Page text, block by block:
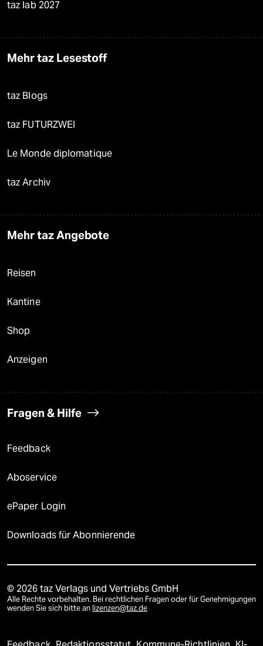
taz lab 2027
Mehr taz Lesestoff
taz Blogs
taz FUTURZWEI
Le Monde diplomatique
taz Archiv
Mehr taz Angebote
Reisen
Kantine
Shop
Anzeigen
Fragen & Hilfe
Feedback
Aboservice
ePaper Login
Downloads für Abonnierende
© 2026 taz Verlags und Vertriebs GmbH
Alle Rechte vorbehalten. Bei rechtlichen Fragen oder für Genehmigungen
wenden Sie sich bitte an lizenzen@taz.de